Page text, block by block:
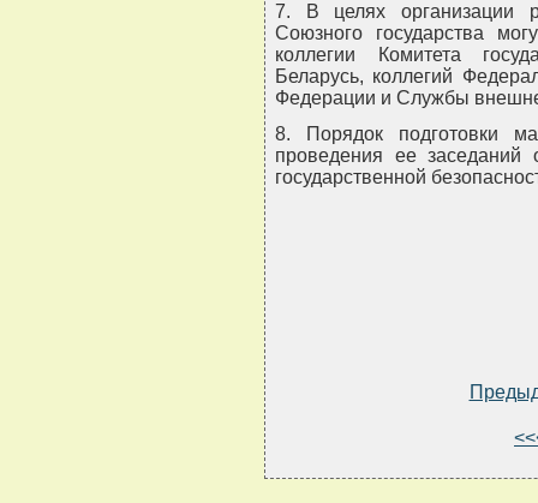
7. В целях организации
Союзного государства
коллегии Комитета
Беларусь, коллегий
Федерации и Службы
8. Порядок подготовки
проведения ее заседаний
государственной